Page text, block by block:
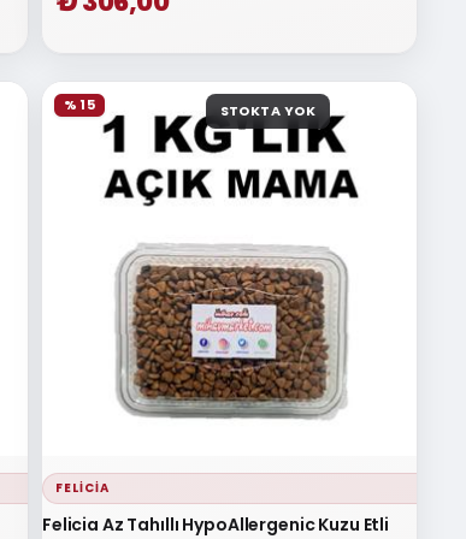
STOKTA YOK
FELICIA
Felicia Az Tahıllı HypoAllergenic Kuzu Etli
% 15